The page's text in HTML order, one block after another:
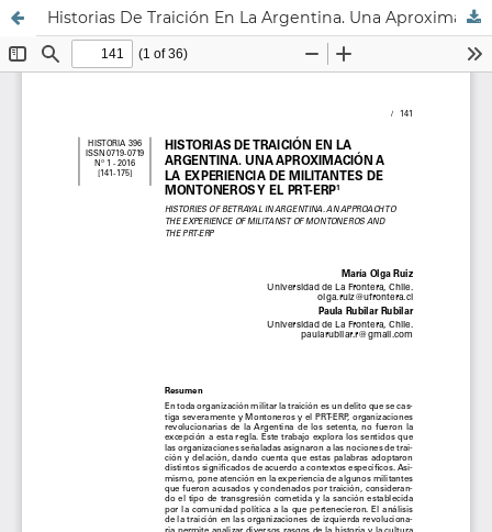
Historias De Traición En La Argentina. Una Aproximación A La Experiencia De Militantes De Montoneros Y El Prt-Erp